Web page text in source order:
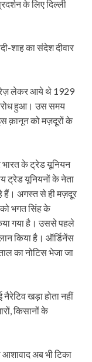
के लिए दिल्ली
शाह का संदेश दीवार
लेकर आये थे 1929
हुआ। उस समय
क़ानून को मज़दूरों के
भारत के ट्रेड यूनियन
ट्रेड यूनियनों के नेता
हैं। अगस्त से ही मज़दूर
भगत सिंह के
गया है। उससे पहले
किया है। ऑर्डिनेंस
का नोटिस भेजा जा
खड़ा होता नहीं
किसानों के
अब भी टिका